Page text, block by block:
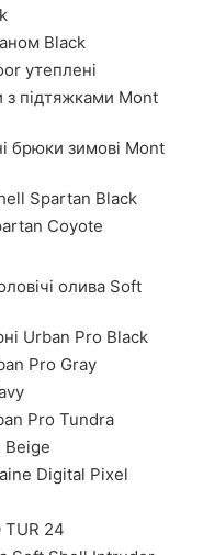
Black
утеплені
з підтяжками Mont
брюки зимові Mont
Spartan Black
Coyote
олива Soft
Urban Pro Black
Pro Gray
Pro Tundra
Beige
Digital Pixel
TUR 24